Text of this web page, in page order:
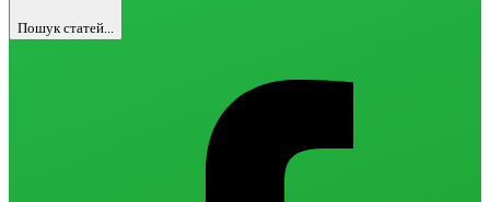
Пошук статей...